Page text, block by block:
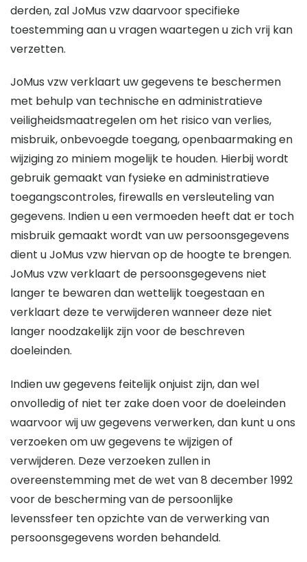
derden, zal JoMus vzw daarvoor specifieke
toestemming aan u vragen waartegen u zich vrij kan
verzetten.
JoMus vzw verklaart uw gegevens te beschermen
met behulp van technische en administratieve
veiligheidsmaatregelen om het risico van verlies,
misbruik, onbevoegde toegang, openbaarmaking en
wijziging zo miniem mogelijk te houden. Hierbij wordt
gebruik gemaakt van fysieke en administratieve
toegangscontroles, firewalls en versleuteling van
gegevens. Indien u een vermoeden heeft dat er toch
misbruik gemaakt wordt van uw persoonsgegevens
dient u JoMus vzw hiervan op de hoogte te brengen.
JoMus vzw verklaart de persoonsgegevens niet
langer te bewaren dan wettelijk toegestaan en
verklaart deze te verwijderen wanneer deze niet
langer noodzakelijk zijn voor de beschreven
doeleinden.
Indien uw gegevens feitelijk onjuist zijn, dan wel
onvolledig of niet ter zake doen voor de doeleinden
waarvoor wij uw gegevens verwerken, dan kunt u ons
verzoeken om uw gegevens te wijzigen of
verwijderen. Deze verzoeken zullen in
overeenstemming met de wet van 8 december 1992
voor de bescherming van de persoonlijke
levenssfeer ten opzichte van de verwerking van
persoonsgegevens worden behandeld.